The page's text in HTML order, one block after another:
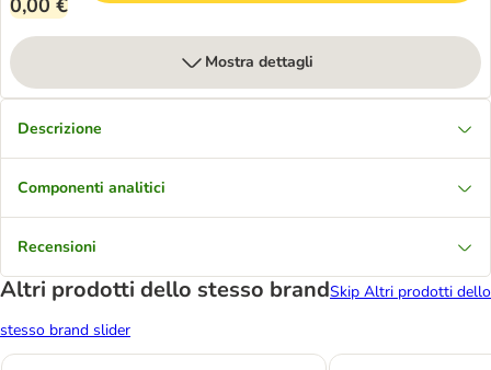
0,00 €
Mostra dettagli
Descrizione
Componenti analitici
Recensioni
Altri prodotti dello stesso brandSkip Altri prodotti dello
stesso brand slider